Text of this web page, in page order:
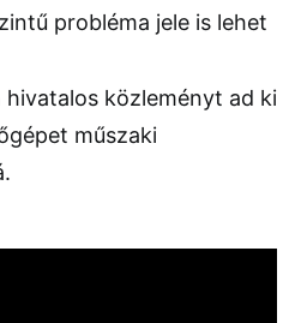
probléma jele is lehet
hivatalos közleményt ad ki
műszaki